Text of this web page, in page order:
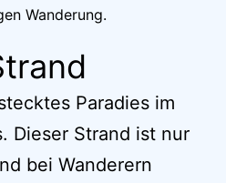
Wanderung.
Paradies im
Dieser Strand ist nur
bei Wanderern